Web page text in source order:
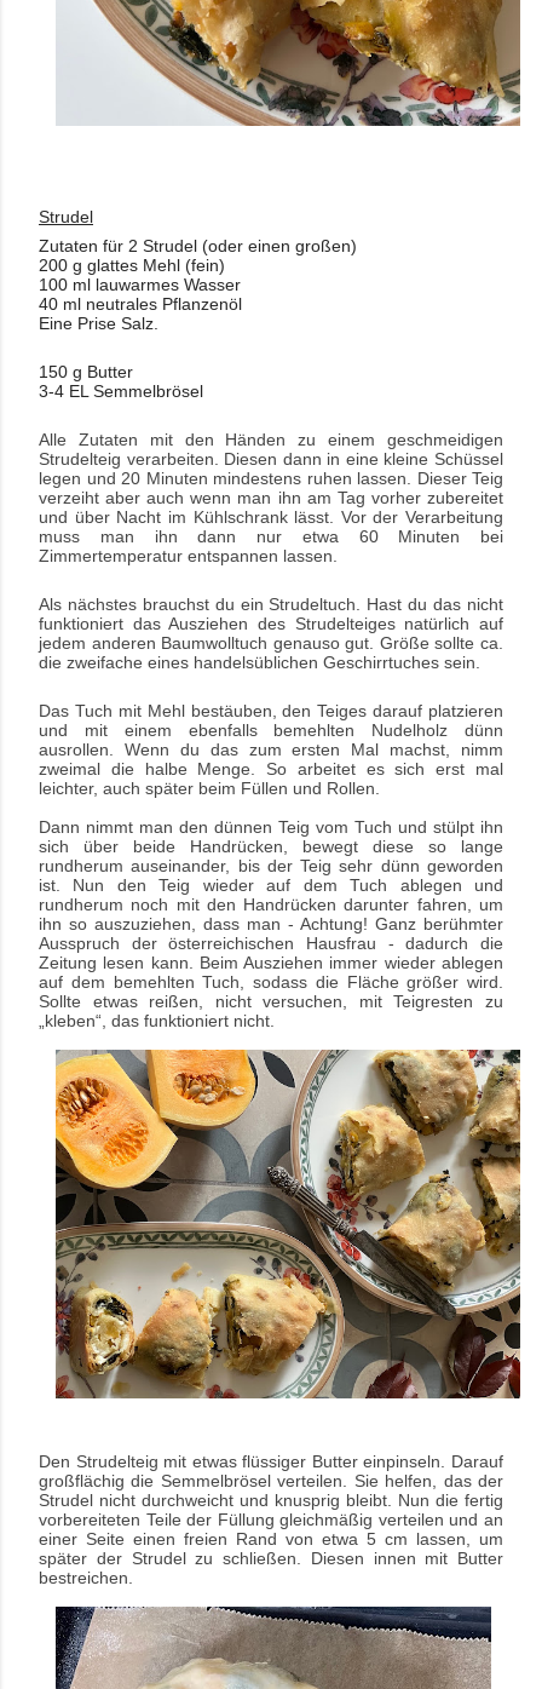
Strudel
Zutaten für 2 Strudel (oder einen großen)
200 g glattes Mehl (fein)
100 ml lauwarmes Wasser
40 ml neutrales Pflanzenöl
Eine Prise Salz.
150 g Butter
3-4 EL Semmelbrösel
Alle Zutaten mit den Händen zu einem geschmeidigen
Strudelteig verarbeiten. Diesen dann in eine kleine Schüssel
legen und 20 Minuten mindestens ruhen lassen. Dieser Teig
verzeiht aber auch wenn man ihn am Tag vorher zubereitet
und über Nacht im Kühlschrank lässt. Vor der Verarbeitung
muss man ihn dann nur etwa 60 Minuten bei
Zimmertemperatur entspannen lassen.
Als nächstes brauchst du ein Strudeltuch. Hast du das nicht
funktioniert das Ausziehen des Strudelteiges natürlich auf
jedem anderen Baumwolltuch genauso gut. Größe sollte ca.
die zweifache eines handelsüblichen Geschirrtuches sein.
Das Tuch mit Mehl bestäuben, den Teiges darauf platzieren
und mit einem ebenfalls bemehlten Nudelholz dünn
ausrollen. Wenn du das zum ersten Mal machst, nimm
zweimal die halbe Menge. So arbeitet es sich erst mal
leichter, auch später beim Füllen und Rollen.
Dann nimmt man den dünnen Teig vom Tuch und stülpt ihn
sich über beide Handrücken, bewegt diese so lange
rundherum auseinander, bis der Teig sehr dünn geworden
ist. Nun den Teig wieder auf dem Tuch ablegen und
rundherum noch mit den Handrücken darunter fahren, um
ihn so auszuziehen, dass man - Achtung! Ganz berühmter
Ausspruch der österreichischen Hausfrau - dadurch die
Zeitung lesen kann. Beim Ausziehen immer wieder ablegen
auf dem bemehlten Tuch, sodass die Fläche größer wird.
Sollte etwas reißen, nicht versuchen, mit Teigresten zu
„kleben“, das funktioniert nicht.
Den Strudelteig mit etwas flüssiger Butter einpinseln. Darauf
großflächig die Semmelbrösel verteilen. Sie helfen, das der
Strudel nicht durchweicht und knusprig bleibt. Nun die fertig
vorbereiteten Teile der Füllung gleichmäßig verteilen und an
einer Seite einen freien Rand von etwa 5 cm lassen, um
später der Strudel zu schließen. Diesen innen mit Butter
bestreichen.